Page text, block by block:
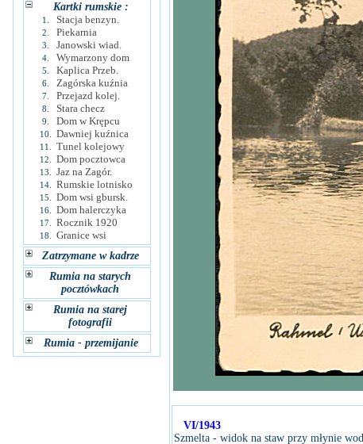
Kartki rumskie :
1. Stacja benzyn.
2. Piekarnia
3. Janowski wiad.
4. Wymarzony dom
5. Kaplica Przeb.
6. Zagórska kuźnia
7. Przejazd kolej.
8. Stara checz
9. Dom w Krępcu
10. Dawniej kuźnica
11. Tunel kolejowy
12. Dom pocztowca
13. Jaz na Zagór.
14. Rumskie lotnisko
15. Dom wsi gbursk.
16. Dom halerczyka
17. Rocznik 1920
18.
Granice wsi
Zatrzymane w kadrze
Rumia na starych
pocztówkach
Rumia na starej
fotografii
Rumia - przemijanie
VI/1943
Szmelta - widok na staw przy młynie